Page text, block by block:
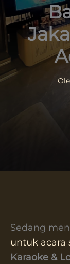
Sedang
untuk acara
Karaoke &